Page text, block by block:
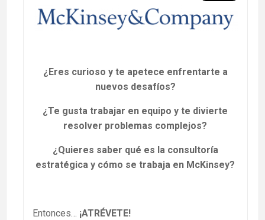
¿Eres curioso y te apetece enfrentarte a
nuevos desafíos?
¿Te gusta trabajar en equipo y te divierte
resolver problemas complejos?
¿Quieres saber qué es la consultoría
estratégica y cómo se trabaja en McKinsey?
Entonces… ¡ATRÉVETE!